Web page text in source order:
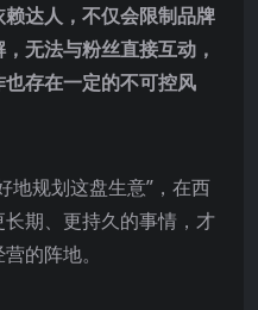
赖达人，不仅会限制品牌
无法与粉丝直接互动，
存在一定的不可控风
地规划这盘生意”，在西
期、更持久的事情，才
的阵地。